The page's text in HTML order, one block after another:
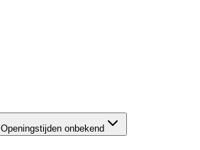
Openingstijden onbekend